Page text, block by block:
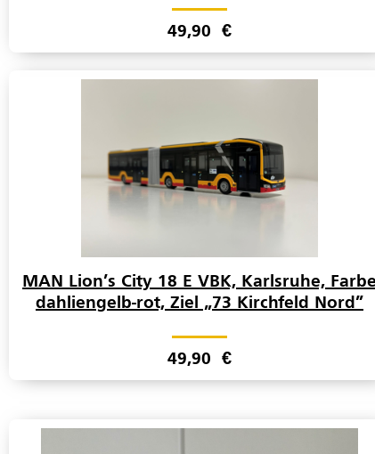
49,90 €
MAN Lion’s City 18 E VBK, Karlsruhe, Farbe
dahliengelb-rot, Ziel „73 Kirchfeld Nord”
49,90 €